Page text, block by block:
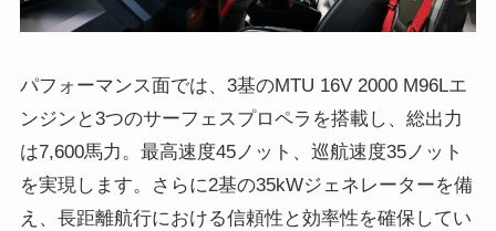
パフォーマンス面では、3基のMTU 16V 2000 M96Lエ
ンジンと3つのサーフェスプロペラを搭載し、総出力
は7,600馬力。最高速度45ノット、巡航速度35ノット
を実現します。さらに2基の35kWジェネレーターを備
え、長距離航行における信頼性と効率性を確保してい